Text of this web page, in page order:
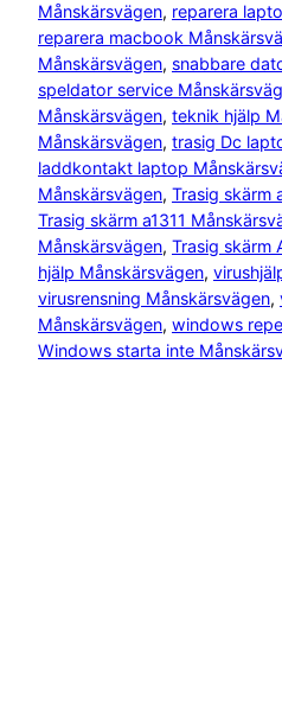
Månskärsvägen, reparera
reparera macbook
Månskärsvägen, snabbare
speldator service
Månskärsvägen, teknik hjälp
Månskärsvägen, trasig Dc
laddkontakt laptop
Månskärsvägen, Trasig skärm
Trasig skärm a1311
Månskärsvägen, Trasig skärm
hjälp Månskärsvägen,
virusrensning Månskärsvägen,
Månskärsvägen, windows
Windows starta inte